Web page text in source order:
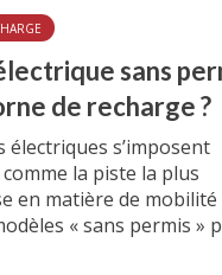
sans
de recharge ?
électriques s’imposent
la piste la plus
en matière de mobilité
« sans permis »